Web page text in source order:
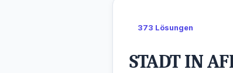
373 Lösungen
STADT IN